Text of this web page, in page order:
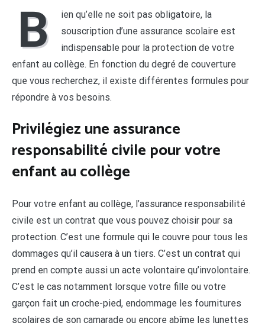
B
ien qu’elle ne soit pas obligatoire, la
souscription d’une assurance scolaire est
indispensable pour la protection de votre
enfant au collège. En fonction du degré de couverture
que vous recherchez, il existe différentes formules pour
répondre à vos besoins.
Privilégiez une assurance
responsabilité civile pour votre
enfant au collège
Pour votre enfant au collège, l’assurance responsabilité
civile est un contrat que vous pouvez choisir pour sa
protection. C’est une formule qui le couvre pour tous les
dommages qu’il causera à un tiers. C’est un contrat qui
prend en compte aussi un acte volontaire qu’involontaire.
C’est le cas notamment lorsque votre fille ou votre
garçon fait un croche-pied, endommage les fournitures
scolaires de son camarade ou encore abîme les lunettes